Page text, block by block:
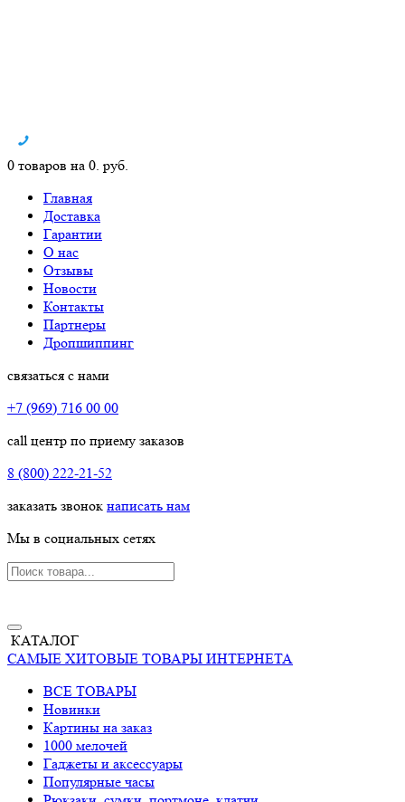
0 товаров на 0. руб.
Главная
Доставка
Гарантии
О нас
Отзывы
Новости
Контакты
Партнеры
Дропшиппинг
связаться с нами
+7 (969) 716 00 00
call центр по приему заказов
8 (800) 222-21-52
заказать звонок написать нам
Мы в социальных сетях
КАТАЛОГ
САМЫЕ ХИТОВЫЕ ТОВАРЫ ИНТЕРНЕТА
ВСЕ ТОВАРЫ
Новинки
Картины на заказ
1000 мелочей
Гаджеты и аксессуары
Популярные часы